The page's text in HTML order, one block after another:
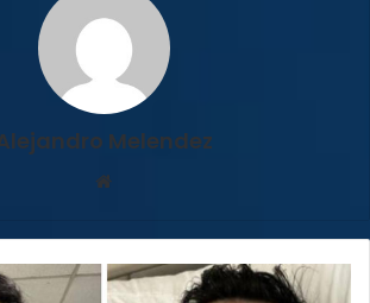
Melendez